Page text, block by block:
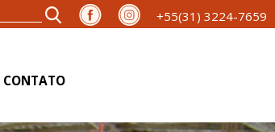
+55(31) 3224-7659
CONTATO